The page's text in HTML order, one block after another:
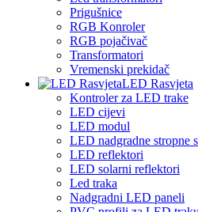
Prigušnice
RGB Konroler
RGB pojačivač
Transformatori
Vremenski prekidač
LED Rasvjeta
Kontroler za LED trake
LED cijevi
LED modul
LED nadgradne stropne
LED reflektori
LED solarni reflektori
Led traka
Nadgradni LED paneli